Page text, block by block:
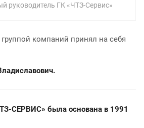
руководитель ГК «ЧТЗ-Сервис»
компаний принял на себя
СЕРВИС» была основана в 1991